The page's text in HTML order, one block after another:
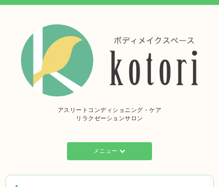
アスリートコンディショニング・ケア
リラクゼーションサロン
メニュー